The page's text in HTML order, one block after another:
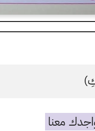
معنا